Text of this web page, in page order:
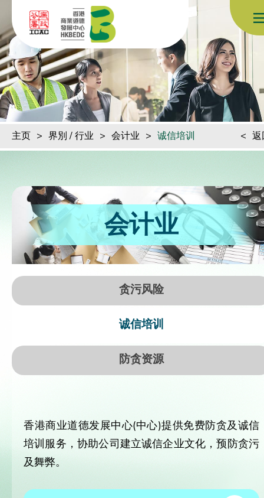
跳到内容（按回车键）
主页 > 界別 / 行业 > 会计业 > 诚信培训 < 返
会计业
贪污风险
诚信培训
防贪资源
香港商业道德发展中心(中心)提供免费防贪及诚信
培训服务，协助公司建立诚信企业文化，预防贪污
及舞弊。